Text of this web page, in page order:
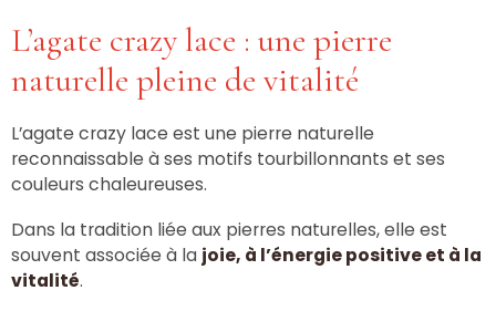
L’agate crazy lace : une pierre
naturelle pleine de vitalité
L’agate crazy lace est une pierre naturelle
reconnaissable à ses motifs tourbillonnants et ses
couleurs chaleureuses.
Dans la tradition liée aux pierres naturelles, elle est
souvent associée à la joie, à l’énergie positive et à la
vitalité.